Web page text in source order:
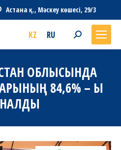
Астана қ., Мәскеу көшесі, 29/3
KZ RU Search:
ОБЛЫСЫНДА
84,6% – Ы